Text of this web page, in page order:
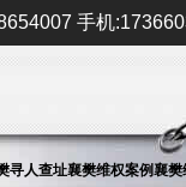
手机
寻人查址襄樊维权案例襄樊